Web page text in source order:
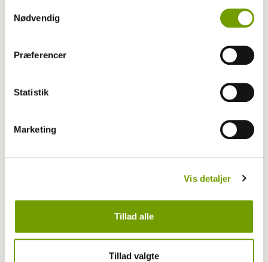
Nødvendig
Præferencer
Statistik
Marketing
Vis detaljer
Tillad alle
Tillad valgte